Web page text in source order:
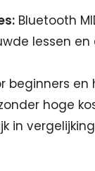
Bluetooth
lessen
beginners
hoge
in